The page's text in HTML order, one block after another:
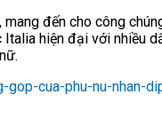
đến cho công
hiện đại với nhiều
gop-cua-phu-nu-nhan-